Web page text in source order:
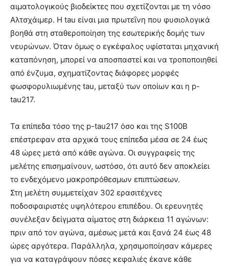
αιματολογικούς βιοδείκτες που σχετίζονται με τη νόσο
Αλτσχάιμερ. Η tau είναι μια πρωτεΐνη που φυσιολογικά
βοηθά στη σταθεροποίηση της εσωτερικής δομής των
νευρώνων. Όταν όμως ο εγκέφαλος υφίσταται μηχανική
καταπόνηση, μπορεί να αποσπαστεί και να τροποποιηθεί
από ένζυμα, σχηματίζοντας διάφορες μορφές
φωσφορυλιωμένης tau, μεταξύ των οποίων και η p-
tau217.
Τα επίπεδα τόσο της p-tau217 όσο και της S100B
επέστρεφαν στα αρχικά τους επίπεδα μέσα σε 24 έως
48 ώρες μετά από κάθε αγώνα. Οι συγγραφείς της
μελέτης επισημαίνουν, ωστόσο, ότι αυτό δεν αποκλείει
το ενδεχόμενο μακροπρόθεσμων επιπτώσεων.
Στη μελέτη συμμετείχαν 302 ερασιτέχνες
ποδοσφαιριστές υψηλότερου επιπέδου. Οι ερευνητές
συνέλεξαν δείγματα αίματος στη διάρκεια 11 αγώνων:
πριν από τον αγώνα, αμέσως μετά και ξανά 24 έως 48
ώρες αργότερα. Παράλληλα, χρησιμοποίησαν κάμερες
για να καταγράψουν πόσες κεφαλιές έκανε κάθε